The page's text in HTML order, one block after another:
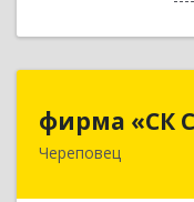
фирма «СК
Череповец
162612,